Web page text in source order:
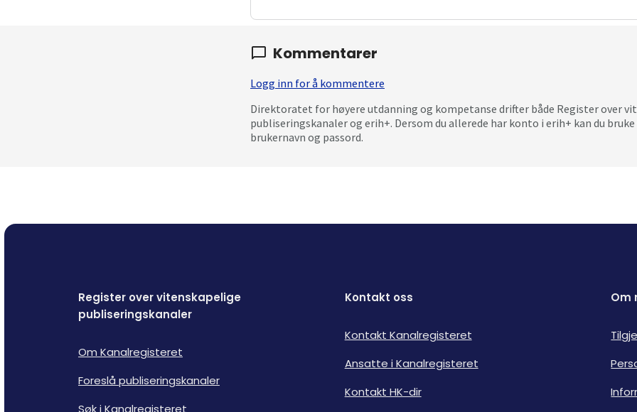
Kommentarer
Logg inn for å kommentere
Direktoratet for høyere utdanning og kompetanse drifter både Register over
publiseringskanaler og erih+. Dersom du allerede har konto i erih+ kan du
brukernavn og passord.
Register over vitenskapelige
publiseringskanaler
Om Kanalregisteret
Foreslå publiseringskanaler
Søk i Kanalregisteret
Kontakt oss
Kontakt Kanalregisteret
Ansatte i Kanalregisteret
Kontakt HK-dir
Om